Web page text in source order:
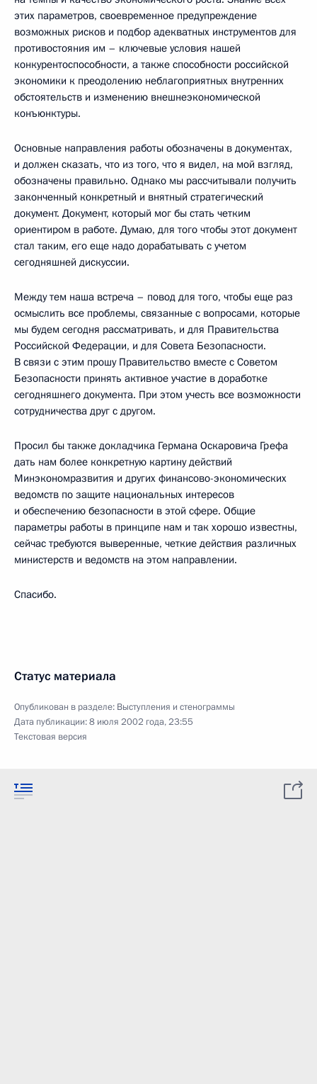
этих параметров, своевременное предупреждение
возможных рисков и подбор адекватных инструментов для
противостояния им – ключевые условия нашей
конкурентоспособности, а также способности российской
экономики к преодолению неблагоприятных внутренних
обстоятельств и изменению внешнеэкономической
конъюнктуры.
Основные направления работы обозначены в документах,
и должен сказать, что из того, что я видел, на мой взгляд,
обозначены правильно. Однако мы рассчитывали получить
законченный конкретный и внятный стратегический
документ. Документ, который мог бы стать четким
ориентиром в работе. Думаю, для того чтобы этот документ
стал таким, его еще надо дорабатывать с учетом
сегодняшней дискуссии.
Между тем наша встреча – повод для того, чтобы еще раз
осмыслить все проблемы, связанные с вопросами, которые
мы будем сегодня рассматривать, и для Правительства
Российской Федерации, и для Совета Безопасности.
В связи с этим прошу Правительство вместе с Советом
Безопасности принять активное участие в доработке
сегодняшнего документа. При этом учесть все возможности
сотрудничества друг с другом.
Просил бы также докладчика Германа Оскаровича Грефа
дать нам более конкретную картину действий
Минэкономразвития и других финансово-экономических
ведомств по защите национальных интересов
и обеспечению безопасности в этой сфере. Общие
параметры работы в принципе нам и так хорошо известны,
сейчас требуются выверенные, четкие действия различных
министерств и ведомств на этом направлении.
Спасибо.
Статус материала
Опубликован в разделе: Выступления и стенограммы
Дата публикации:8 июля 2002 года, 23:55
Текстовая версия